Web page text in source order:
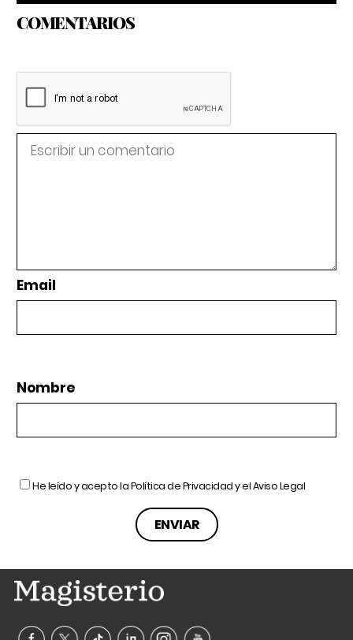
COMENTARIOS
Email
Nombre
He leído y acepto laPolítica de Privacidady elAviso Legal